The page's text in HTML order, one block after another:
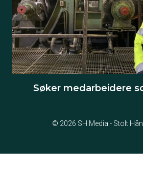
Søker medarbeidere
© 2026 SH Media - Stolt